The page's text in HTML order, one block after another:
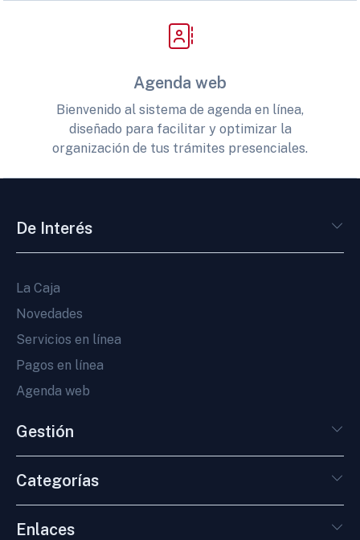
Agenda web
Bienvenido al sistema de agenda en línea,
diseñado para facilitar y optimizar la
organización de tus trámites presenciales.
De Interés
La Caja
Novedades
Servicios en línea
Pagos en línea
Agenda web
Gestión
Categorías
Enlaces